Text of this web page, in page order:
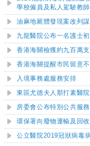
學校僱員及私人駕駛教師
油麻地屍體發現案改列
九龍醫院公布一名護士
香港海關檢獲約九百萬
香港海關提醒市民留意
入境事務處服務安排
東區尤德夫人那打素醫
房委會公布特別公共服
環保署向廢物運輸及回
公立醫院2019冠狀病毒